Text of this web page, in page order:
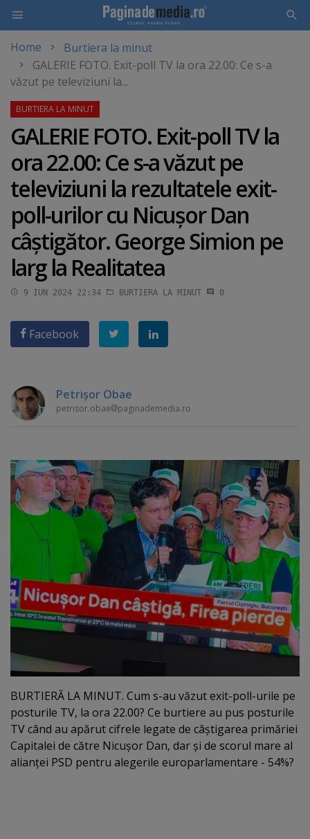
main
content
Home
Burtiera la minut
GALERIE FOTO. Exit-poll TV la ora 22.00: Ce s-a
văzut pe televiziuni la...
GALERIE FOTO. Exit-poll TV la
ora 22.00: Ce s-a văzut pe
televiziuni la rezultatele exit-
poll-urilor cu Nicuşor Dan
câştigător. George Simion pe
larg la Realitatea
9 IUN 2024 22:34 BURTIERA LA MINUT 0
Facebook
Petrişor Obae
petrisor.obae paginademedia.ro
BURTIERĂ LA MINUT. Cum s-au văzut exit-poll-urile pe
posturile TV, la ora 22.00? Ce burtiere au pus posturile
TV când au apărut cifrele legate de câştigarea primăriei
Capitalei de către Nicuşor Dan, dar şi de scorul mare al
alianţei PSD pentru alegerile europarlamentare - 54%?